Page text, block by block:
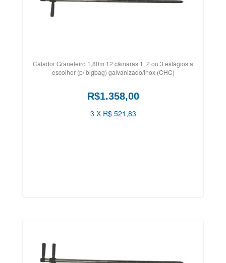
Calador Graneleiro 1,80m 12 câmaras 1, 2 ou 3 estágios a
escolher (p/ bigbag) galvanizado/inox (CHC)
R$1.358,00
3 X R$ 521,83